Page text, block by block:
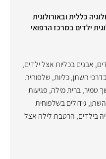
כללית ובאורולוגית
ילדים במרכז הרפואי
, אבנים בכליות אצל ילדים,
השתן, כליות, שלפוחית
טמיר,ברית מילה, פגיעות
, גידולים בשלפוחית
בילדים, הרטבת לילה אצל